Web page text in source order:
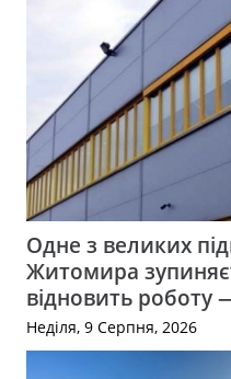
Одне з великих
Житомира
відновить роботу
Неділя, 9 Серпня, 2026